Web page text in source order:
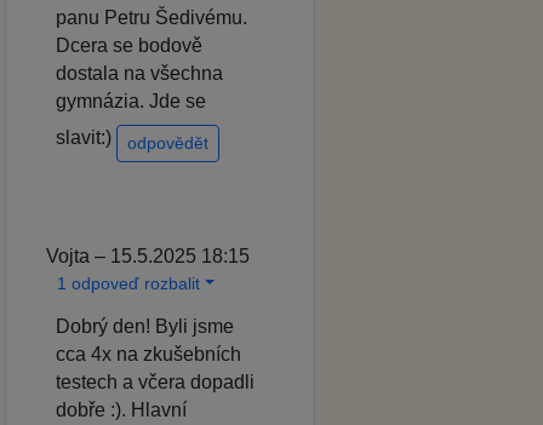
panu Petru Šedivému.
Dcera se bodově
dostala na všechna
gymnázia. Jde se
slavit:)
odpovědět
Vojta – 15.5.2025 18:15
1 odpoveď rozbalit
Dobrý den! Byli jsme
cca 4x na zkušebních
testech a včera dopadli
dobře :). Hlavní